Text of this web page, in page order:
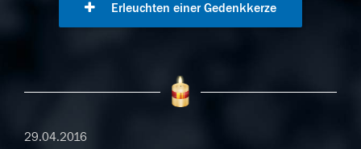
Erleuchten einer Gedenkkerze
29.04.2016